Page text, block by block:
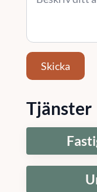
Skicka
Tjänster